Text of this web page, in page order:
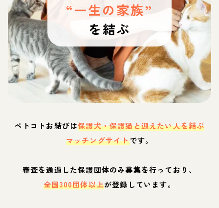
“一生の家族”
を結ぶ
ペトコトお結びは保護犬・保護猫と迎えたい人を結ぶ
マッチングサイトです。
審査を通過した保護団体のみ募集を行っており、
全国300団体以上が登録しています。